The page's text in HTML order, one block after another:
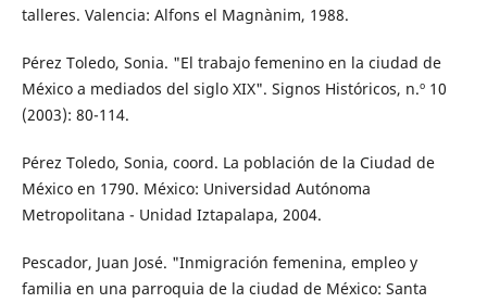
talleres. Valencia: Alfons el Magnànim, 1988.
Pérez Toledo, Sonia. "El trabajo femenino en la ciudad de
México a mediados del siglo XIX". Signos Históricos, n.º 10
(2003): 80-114.
Pérez Toledo, Sonia, coord. La población de la Ciudad de
México en 1790. México: Universidad Autónoma
Metropolitana - Unidad Iztapalapa, 2004.
Pescador, Juan José. "Inmigración femenina, empleo y
familia en una parroquia de la ciudad de México: Santa